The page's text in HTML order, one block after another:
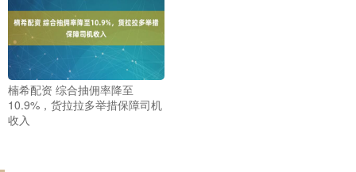
楠希配资 综合抽佣率降至
10.9%，货拉拉多举措保障司机
收入